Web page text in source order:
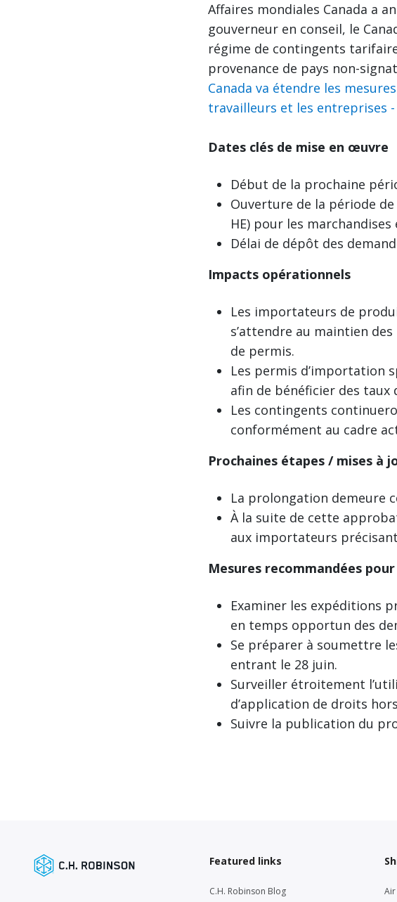
Affaires mondiales Canada a
gouverneur en conseil, le
régime de contingents
provenance de pays non-
Canada va étendre les
travailleurs et les entreprises -
Dates clés de mise en œuvre
Début de la prochaine
Ouverture de la période
HE) pour les
Délai de dépôt des
Impacts opérationnels
Les importateurs de
s’attendre au maintien
de permis.
Les permis d’importation
afin de bénéficier des
Les contingents
conformément au cadre
Prochaines étapes / mises à
La prolongation demeure
À la suite de cette
aux importateurs
Mesures recommandées
Examiner les expéditions
en temps opportun des
Se préparer à soumettre
entrant le 28 juin.
Surveiller étroitement
d’application de droits
Suivre la publication du
Featured links
C.H. Robinson Blog